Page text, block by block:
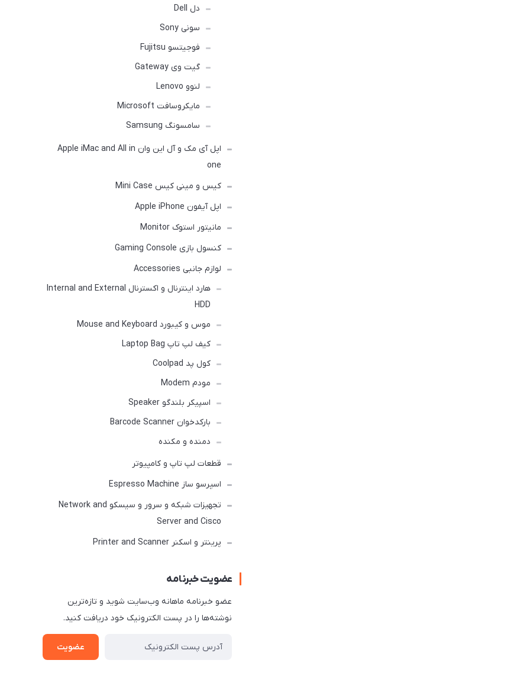
دل Dell
سونی Sony
فوجیتسو Fujitsu
گیت وی Gateway
لنوو Lenovo
مایکروسافت Microsoft
سامسونگ Samsung
اپل آی مک و آل این وان Apple iMac and All in
one
کیس و مینی کیس Mini Case
اپل آیفون Apple iPhone
مانیتور استوک Monitor
کنسول بازی Gaming Console
لوازم جانبی Accessories
هارد اینترنال و اکسترنال Internal and External
HDD
موس و کیبورد Mouse and Keyboard
کیف لپ تاپ Laptop Bag
کول پد Coolpad
مودم Modem
اسپیکر بلندگو Speaker
بارکدخوان Barcode Scanner
دمنده و مکنده
قطعات لپ تاپ و کامپیوتر
اسپرسو ساز Espresso Machine
تجهیزات شبکه و سرور و سیسکو Network and
Server and Cisco
پرینتر و اسکنر Printer and Scanner
عضویت خبرنامه
عضو خبرنامه ماهانه وب‌سایت شوید و تازه‌ترین
نوشته‌ها را در پست الکترونیک خود دریافت کنید.
عضویت